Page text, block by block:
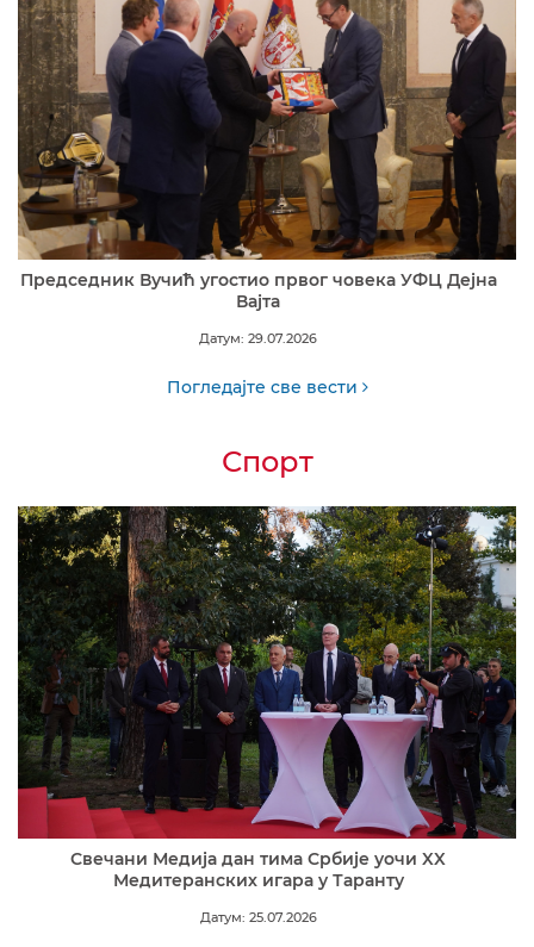
Председник Вучић угостио првог човека УФЦ Дејна
Вајта
Датум: 29.07.2026
Погледајте све вести
Спорт
Свечани Медија дан тима Србије уочи XX
Медитеранских игара у Таранту
Датум: 25.07.2026